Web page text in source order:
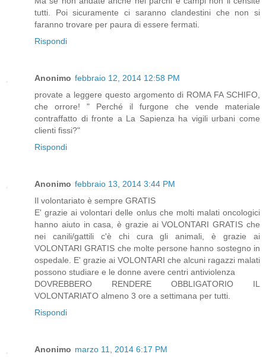
tutti. Poi sicuramente ci saranno clandestini che non si
faranno trovare per paura di essere fermati.
Rispondi
Anonimo febbraio 12, 2014 12:58 PM
provate a leggere questo argomento di ROMA FA SCHIFO,
che orrore! " Perché il furgone che vende materiale
contraffatto di fronte a La Sapienza ha vigili urbani come
clienti fissi?"
Rispondi
Anonimo febbraio 13, 2014 3:44 PM
Il volontariato è sempre GRATIS
E' grazie ai volontari delle onlus che molti malati oncologici
hanno aiuto in casa, è grazie ai VOLONTARI GRATIS che
nei canili/gattili c'è chi cura gli animali, è grazie ai
VOLONTARI GRATIS che molte persone hanno sostegno in
ospedale. E' grazie ai VOLONTARI che alcuni ragazzi malati
possono studiare e le donne avere centri antiviolenza
DOVREBBERO RENDERE OBBLIGATORIO IL
VOLONTARIATO almeno 3 ore a settimana per tutti.
Rispondi
Anonimo marzo 11, 2014 6:17 PM